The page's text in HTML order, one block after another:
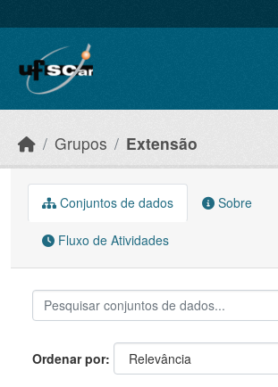
Grupos Extensão
Conjuntos de dados Sobre
Fluxo de Atividades
Ordenar por